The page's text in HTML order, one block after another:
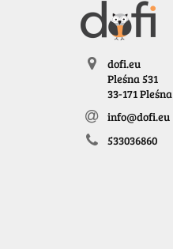
dofi.eu
Pleśna 531
33-171 Pleśna
info@dofi.eu
533036860